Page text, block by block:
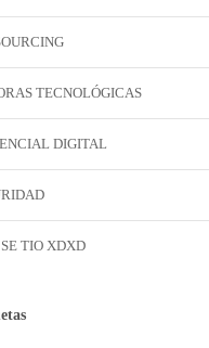
TECNOLÓGICAS
DIGITAL
TIO XDXD